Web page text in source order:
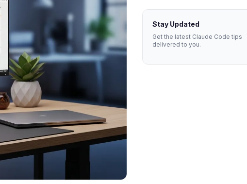
Stay Updated
Get the latest Claude Code tips
delivered to you.